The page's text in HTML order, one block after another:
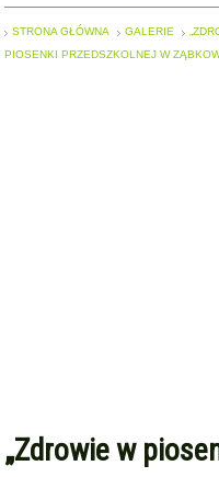
STRONA GŁÓWNA GALERIE
PIOSENKI PRZEDSZKOLNEJ W
„Zdrowie w